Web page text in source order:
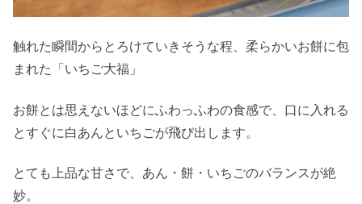
触れた瞬間からとろけていきそうな程、柔らかいお餅に包
まれた「いちご大福」
お餅とは思えないほどにふわっふわの食感で、口に入れる
とすぐに白あんといちごが飛び出します。
とても上品な甘さで、あん・餅・いちごのバランスが絶
妙。